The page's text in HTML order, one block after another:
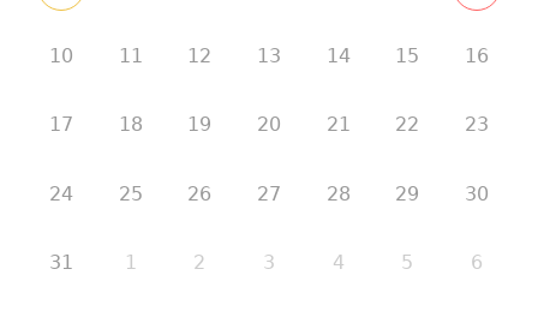
10 11 12 13 14 15 16
17 18 19 20 21 22 23
24 25 26 27 28 29 30
31 1 2 3 4 5 6